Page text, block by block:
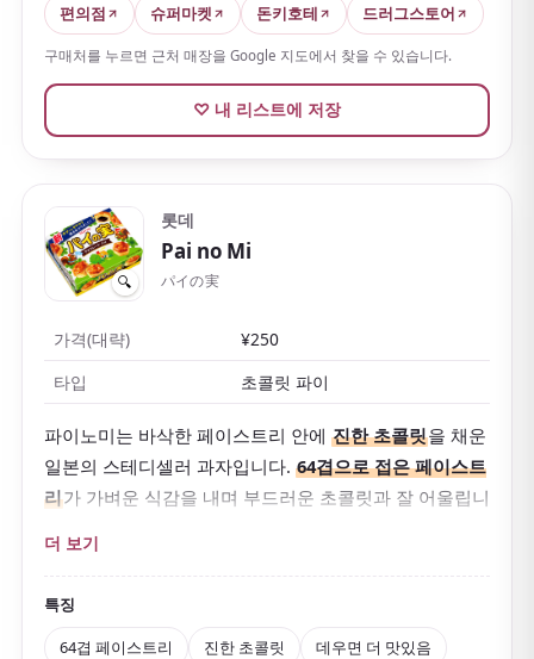
편의점
슈퍼마켓 돈키호테 드러그스토어
구매처를 누르면 근처 매장을 Google 지도에서 찾을 수 있습니다.
♡ 내 리스트에 저장
🔍
롯데
Pai no Mi
パイの実
가격(대략)
¥250
타입
초콜릿 파이
파이노미는 바삭한 페이스트리 안에 진한 초콜릿을 채운
일본의 스테디셀러 과자입니다. 64겹으로 접은 페이스트
리가 가벼운 식감을 내며 부드러운 초콜릿과 잘 어울립니
한입 크기라 먹기 편하고 차나 커피와도 잘 맞습니다. 토
스터에 살짝 데우면
더 보기
특징
64겹 페이스트리
진한 초콜릿 데우면 더 맛있음